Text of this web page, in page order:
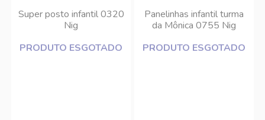
Super posto infantil 0320
Nig
PRODUTO ESGOTADO
Panelinhas infantil turma
da Mônica 0755 Nig
PRODUTO ESGOTADO